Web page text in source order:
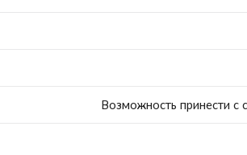
Возможность принести с